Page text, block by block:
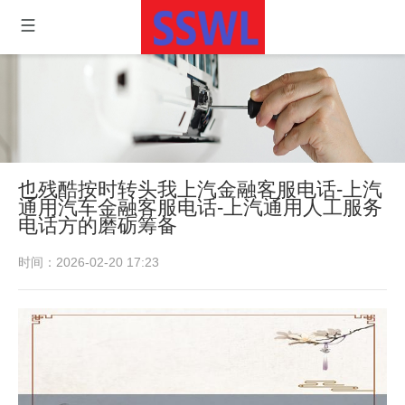
也残酷按时转头我上汽金融客服电话-上汽
通用汽车金融客服电话-上汽通用人工服务
电话方的磨砺筹备
时间：2026-02-20 17:23